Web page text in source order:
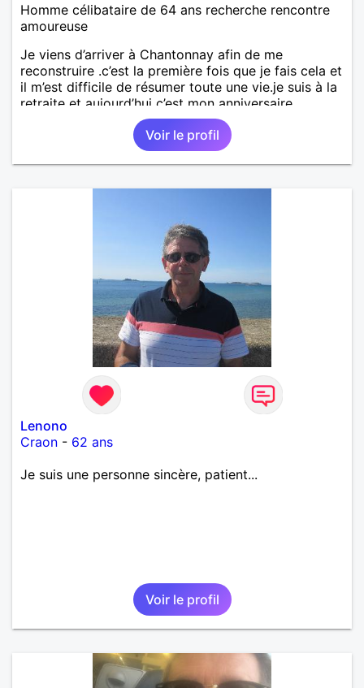
Homme célibataire de 64 ans recherche rencontre
amoureuse
Je viens d’arriver à Chantonnay afin de me
reconstruire .c’est la première fois que je fais cela et
il m’est difficile de résumer toute une vie.je suis à la
retraite et aujourd’hui c’est mon anniversaire
!J’aimerais rencontrer quelqu’un qui partage les
mêmes valeurs qui font de quelqu’un un être humain
Voir le profil
Lenono
Craon - 62 ans
Je suis une personne sincère, patient...
Voir le profil